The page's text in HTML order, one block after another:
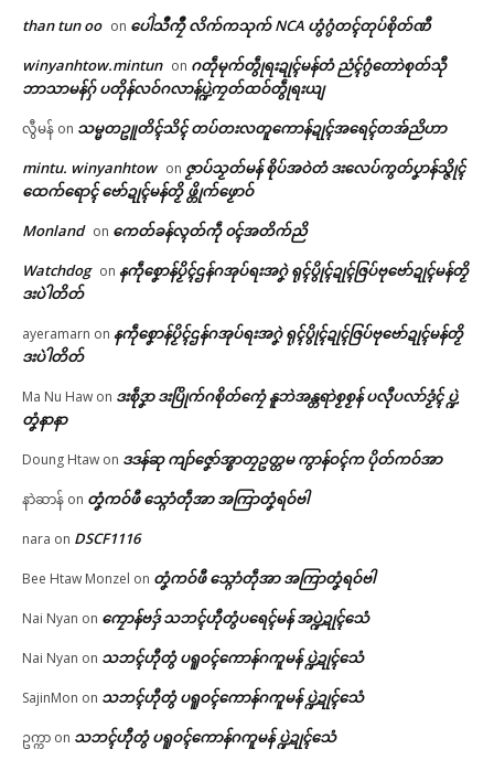
ဌာန်ပရိုၚ်ဗၠးၜးမန်
ရုဲစှ်
ပရိုၚ်လက္ကရဴအိုတ်
ညးဒါန်လိက်
ဗွဳဒဳယဵု
© ဌာန်ပရိုၚ်ဗၠးၜးမန်
ကွးဘာတန်မူလ ဘာကောန်ဂကူ
မန် ဒးသွဟ် Placement Test ဂှ်
June 9, 2026
In "ပရိုၚ်"
February 14, 2026
ဘာကောန်ဂကူမန်ဂမၠိုၚ် ဂိတုမေ
(၂၅) ဏံ စဒုၚ်တဲပအပ်ဘာရောၚ်
May 21, 2026
than tun oo on ပေါဲသဳကၠဳ လိက်ကသုက် NCA ဟွံဂွံတၚ်တုပ်စိုတ်ဏီ
winyanhtow.mintun on ဂတဵုမုက်တွဵုရးဍုၚ်မန်တံ ညံၚ်ဂွံတောဲစုတ်သီု
ဘာသာမန်ဂှ် ပတိုန်လဝ်ဂလာန်ပ္ဍဲကၠတ်ထဝ်တွဵုရးယျ
လွီမန် on သမ္မတဥူတိၚ်သိၚ် တပ်တးလတူကောန်ဍုၚ်အရေၚ်တအ်ညိဟာ
mintu. winyanhtow on ဇၟာပ်သၟတ်မန် စိုပ်အဝဲတံ ဒးလေပ်ကွတ်ပၞာန်သ္ဇိုၚ်
ထေက်ရောၚ် ဗော်ဍုၚ်မန်တၟိ ဖ္တိုက်ဖၟောဝ်
Monland on ကေတ်ခန်လ္ၚတ်ကဵု ၀ၚ်အတိက်ညိ
Watchdog on နကဵုစၞောန်ပၟိၚ်ဌန်ဂအုပ်ရးအဂၞဲ ရုၚ်ပွိုၚ်ဍုၚ်ဇြပ်ဗုဗော်ဍုၚ်မန်တၟိ
ဒးပဲါတိတ်
ayeramarn on နကဵုစၞောန်ပၟိၚ်ဌန်ဂအုပ်ရးအဂၞဲ ရုၚ်ပွိုၚ်ဍုၚ်ဇြပ်ဗုဗော်ဍုၚ်မန်တၟိ
ဒးပဲါတိတ်
Ma Nu Haw on ဒးစဵုဒၞာ ဒးပြိုက်ဂစိုတ်ကၠေံ နူဘဲအန္တရာဲစၟစၟန် ပလီုပလာ်ဒၟံၚ် ပ္ဍဲ
တၞံနာနာ
Doung Htaw on ဒဒန်ဆု ကျာ်ဇၞော်အ္စာတၠဥတ္တမ ကွာန်ဝၚ်က ပိုတ်ကဝ်အာ
နာဲဆာန် on တၞံကဝ်ဖီ သ္ဂောံတဵုအာ အကြာတၞံရဝ်ဗါ
nara on DSCF1116
Bee Htaw Monzel on တၞံကဝ်ဖီ သ္ဂောံတဵုအာ အကြာတၞံရဝ်ဗါ
Nai Nyan on ကၠောန်ဗဒှ် သဘၚ်ဟီုတွံပရေၚ်မန် အပ္ဍဲဍုၚ်သေံ
Nai Nyan on သဘၚ်ဟီုတွံ ပရူဝၚ်ကောန်ဂကူမန် ပ္ဍဲဍုၚ်သေံ
SajinMon on သဘၚ်ဟီုတွံ ပရူဝၚ်ကောန်ဂကူမန် ပ္ဍဲဍုၚ်သေံ
ဥက္ကာ on သဘၚ်ဟီုတွံ ပရူဝၚ်ကောန်ဂကူမန် ပ္ဍဲဍုၚ်သေံ